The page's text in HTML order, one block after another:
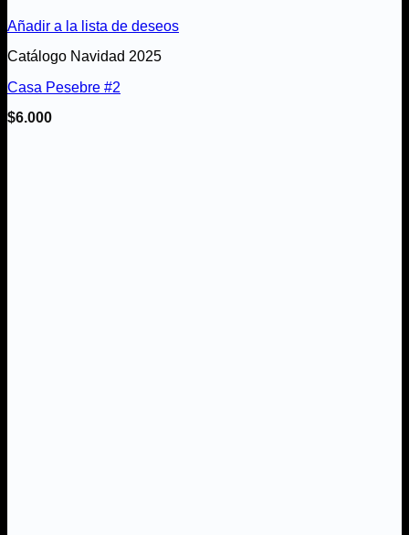
Añadir a la lista de deseos
Catálogo Navidad 2025
Casa Pesebre #2
$6.000